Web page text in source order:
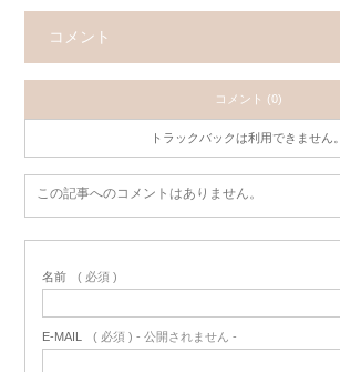
コメント
コメント (0)
トラックバックは利用できません。
この記事へのコメントはありません。
名前 ( 必須 )
E-MAIL ( 必須 ) - 公開されません -